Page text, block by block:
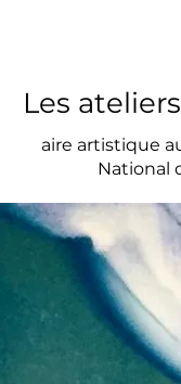
Les
aire artistique
National